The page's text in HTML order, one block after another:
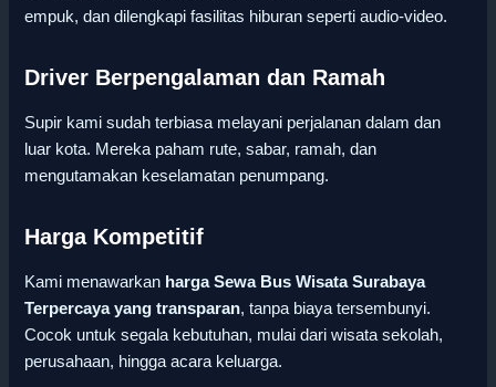
empuk, dan dilengkapi fasilitas hiburan seperti audio-video.
Driver Berpengalaman dan Ramah
Supir kami sudah terbiasa melayani perjalanan dalam dan
luar kota. Mereka paham rute, sabar, ramah, dan
mengutamakan keselamatan penumpang.
Harga Kompetitif
Kami menawarkan harga Sewa Bus Wisata Surabaya
Terpercaya yang transparan, tanpa biaya tersembunyi.
Cocok untuk segala kebutuhan, mulai dari wisata sekolah,
perusahaan, hingga acara keluarga.